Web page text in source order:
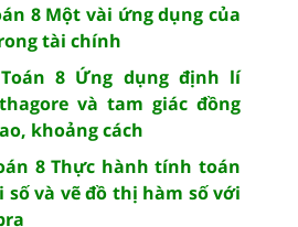
8 Một vài ứng dụng của
tài chính
8 Ứng dụng định lí
và tam giác đồng
khoảng cách
8 Thực hành tính toán
và vẽ đồ thị hàm số với